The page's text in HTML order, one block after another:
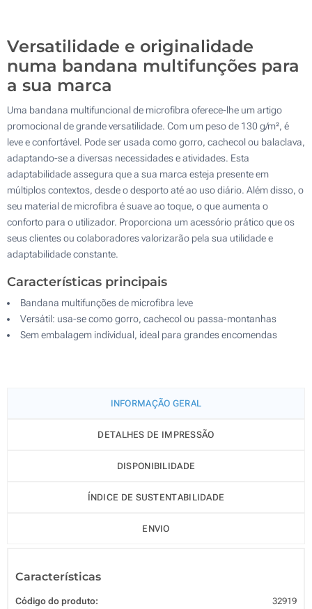
Versatilidade e originalidade
numa bandana multifunções para
a sua marca
Uma bandana multifuncional de microfibra oferece-lhe um artigo
promocional de grande versatilidade. Com um peso de 130 g/m², é
leve e confortável. Pode ser usada como gorro, cachecol ou balaclava,
adaptando-se a diversas necessidades e atividades. Esta
adaptabilidade assegura que a sua marca esteja presente em
múltiplos contextos, desde o desporto até ao uso diário. Além disso, o
seu material de microfibra é suave ao toque, o que aumenta o
conforto para o utilizador. Proporciona um acessório prático que os
seus clientes ou colaboradores valorizarão pela sua utilidade e
adaptabilidade constante.
Características principais
Bandana multifunções de microfibra leve
Versátil: usa-se como gorro, cachecol ou passa-montanhas
Sem embalagem individual, ideal para grandes encomendas
INFORMAÇÃO GERAL
DETALHES DE IMPRESSÃO
DISPONIBILIDADE
ÍNDICE DE SUSTENTABILIDADE
ENVIO
Características
Código do produto: 32919